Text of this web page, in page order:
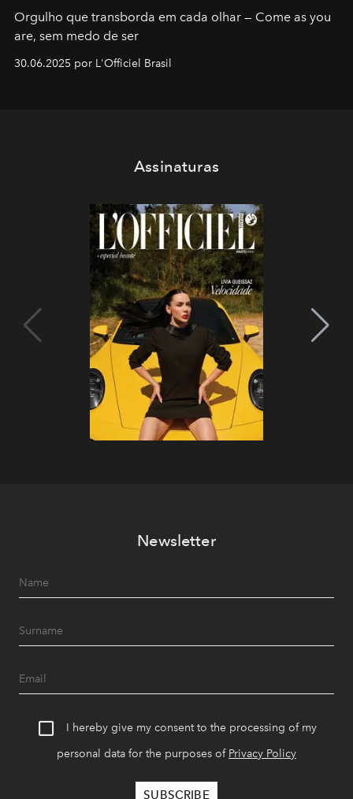
Orgulho que transborda em cada olhar — Come as you
are, sem medo de ser
30.06.2025 por L'Officiel Brasil
Assinaturas
Newsletter
I hereby give my consent to the processing of my
personal data for the purposes of Privacy Policy